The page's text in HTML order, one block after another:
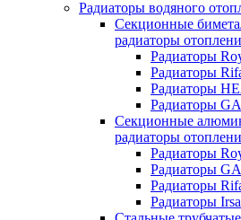
Радиаторы водяного
Секционные
радиаторы
Радиаторы
Радиаторы
Радиаторы
Радиаторы
Секционные
радиаторы
Радиаторы
Радиаторы
Радиаторы
Радиаторы